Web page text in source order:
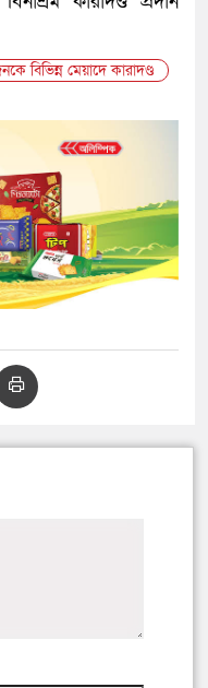
বিভিন্ন মেয়াদে কারাদণ্ড